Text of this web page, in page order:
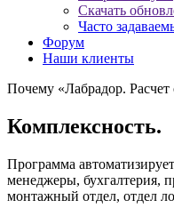
Скачать
Часто
Форум
Наши клиенты
Почему «Лабрадор. Расчет
Комплексность.
Программа
менеджеры, бухгалтерия,
монтажный отдел, отдел